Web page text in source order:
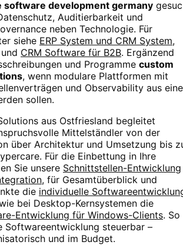
software development germany
Auditierbarkeit und
neben Technologie. Für
siehe ERP System und CRM System,
und CRM Software für B2B. Ergänzend
und Programme custom
, wenn modulare Plattformen mit
und Observability aus
sollen.
aus Ostfriesland begleitet
Mittelständler von der
über Architektur und Umsetzung bis
Für die Einbettung in Ihre
Sie unsere Schnittstellen-Entwicklung
, für Gesamtüberblick und
die individuelle
bei Desktop-Kernsystemen die
Entwicklung für Windows-Clients. So
Softwareentwicklung steuerbar –
und im Budget.